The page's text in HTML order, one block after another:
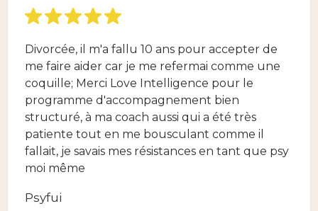
Divorcée, il m'a fallu 10 ans pour accepter de
me faire aider car je me refermai comme une
coquille; Merci Love Intelligence pour le
programme d'accompagnement bien
structuré, à ma coach aussi qui a été très
patiente tout en me bousculant comme il
fallait, je savais mes résistances en tant que psy
moi même
Psyfui